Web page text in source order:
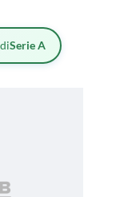
Serie A